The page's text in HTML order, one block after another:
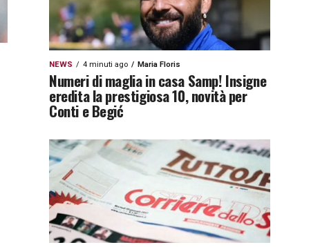
NEWS 4 minuti ago Maria Floris
Numeri di maglia in casa Samp! Insigne
eredita la prestigiosa 10, novità per
Conti e Begić